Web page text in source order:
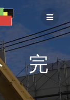
完